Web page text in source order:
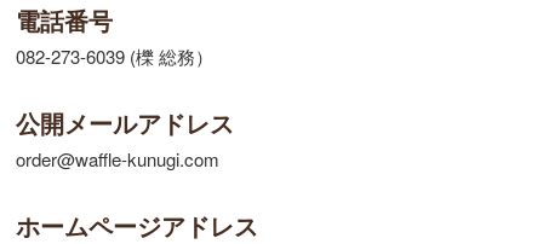
電話番号
082-273-6039 (櫟 総務）
公開メールアドレス
order@waffle-kunugi.com
ホームページアドレス